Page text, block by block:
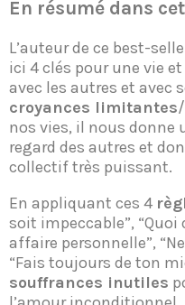
En résumé dans
L’auteur de ce best-
ici 4 clés pour une vie
avec les autres et avec
croyances limitantes
nos vies, il nous donne
regard des autres et
collectif très puissant.
En appliquant ces 4
soit impeccable”, “Quoi
affaire personnelle”,
“Fais toujours de ton
souffrances inutiles